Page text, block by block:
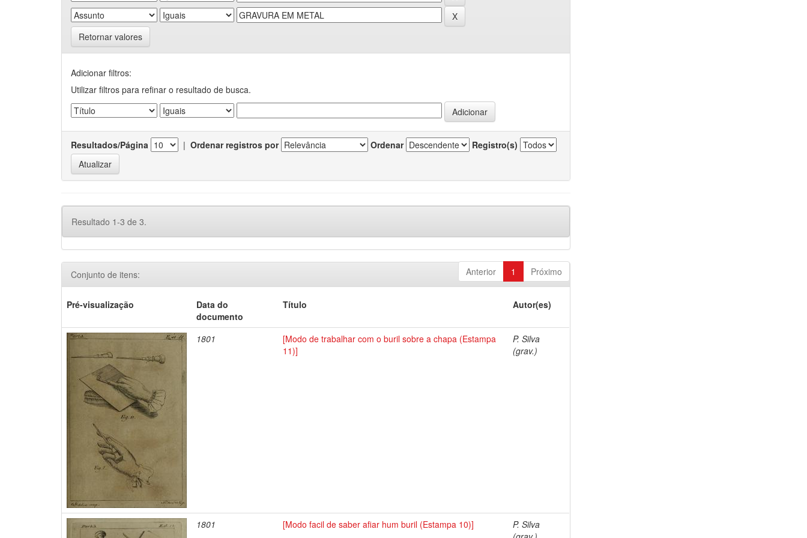
Retornar valores
Adicionar filtros:
Utilizar filtros para refinar o resultado de busca.
Resultados/Página | Ordenar registros por Ordenar Registro(s)
Resultado 1-3 de 3.
Anterior 1 Próximo
Conjunto de itens:
Pré-visualização
Data do
documento
Título Autor(es)
1801
[Modo de trabalhar com o buril sobre a chapa (Estampa
11)]
P. Silva
(grav.)
1801 [Modo facil de saber afiar hum buril (Estampa 10)]
P. Silva